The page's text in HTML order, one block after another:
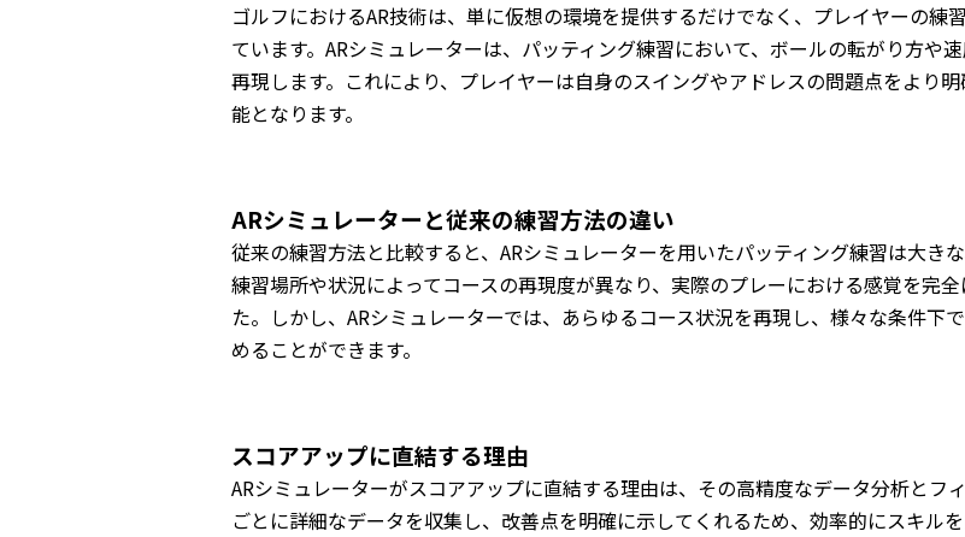
ゴルフにおけるAR技術は、単に仮想の環境を提供するだけでなく、プレイヤーの練
ています。ARシミュレーターは、パッティング練習において、ボールの転がり方や
再現します。これにより、プレイヤーは自身のスイングやアドレスの問題点をより
能となります。
ARシミュレーターと従来の練習方法の違い
従来の練習方法と比較すると、ARシミュレーターを用いたパッティング練習は大き
練習場所や状況によってコースの再現度が異なり、実際のプレーにおける感覚を完
た。しかし、ARシミュレーターでは、あらゆるコース状況を再現し、様々な条件下
めることができます。
スコアアップに直結する理由
ARシミュレーターがスコアアップに直結する理由は、その高精度なデータ分析とフ
ごとに詳細なデータを収集し、改善点を明確に示してくれるため、効率的にスキル